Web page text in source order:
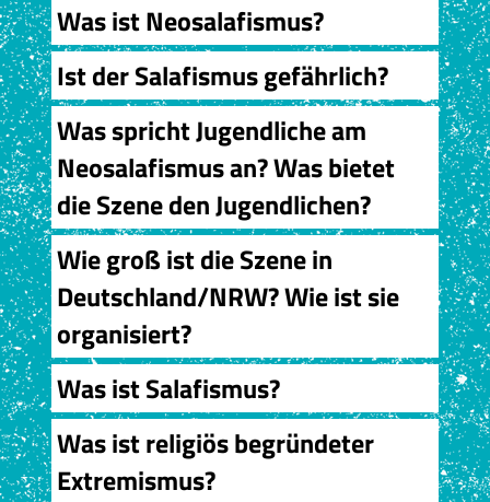
Was ist Neosalafismus?
Ist der Salafismus gefährlich?
Was spricht Jugendliche am
Neosalafismus an? Was bietet
die Szene den Jugendlichen?
Wie groß ist die Szene in
Deutschland/NRW? Wie ist sie
organisiert?
Was ist Salafismus?
Was ist religiös begründeter
Extremismus?